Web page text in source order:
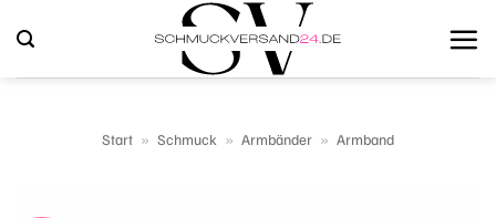
Inhalt
springen
Start » Schmuck » Armbänder » Armband